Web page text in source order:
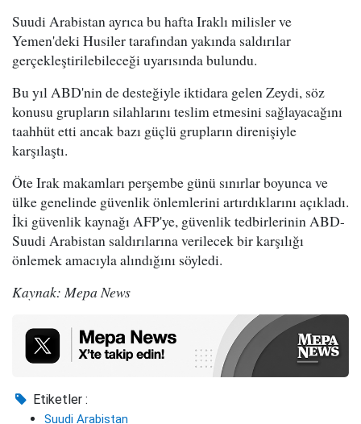
Suudi Arabistan ayrıca bu hafta Iraklı milisler ve
Yemen'deki Husiler tarafından yakında saldırılar
gerçekleştirilebileceği uyarısında bulundu.
Bu yıl ABD'nin de desteğiyle iktidara gelen Zeydi, söz
konusu grupların silahlarını teslim etmesini sağlayacağını
taahhüt etti ancak bazı güçlü grupların direnişiyle
karşılaştı.
Öte Irak makamları perşembe günü sınırlar boyunca ve
ülke genelinde güvenlik önlemlerini artırdıklarını açıkladı.
İki güvenlik kaynağı AFP'ye, güvenlik tedbirlerinin ABD-
Suudi Arabistan saldırılarına verilecek bir karşılığı
önlemek amacıyla alındığını söyledi.
Kaynak: Mepa News
Etiketler :
Suudi Arabistan